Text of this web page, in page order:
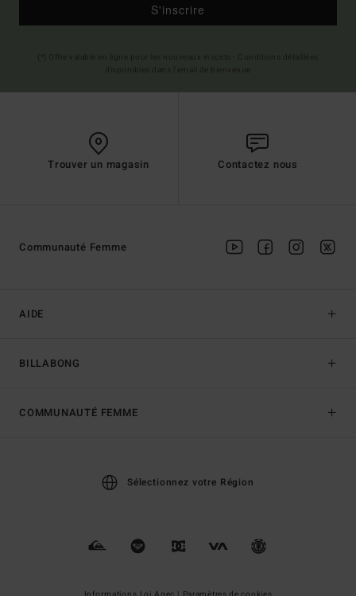
S'inscrire
Trouver un magasin Contactez nous
AIDE
BILLABONG
Communauté Femme
COMMUNAUTÉ FEMME
Sélectionnez votre Région